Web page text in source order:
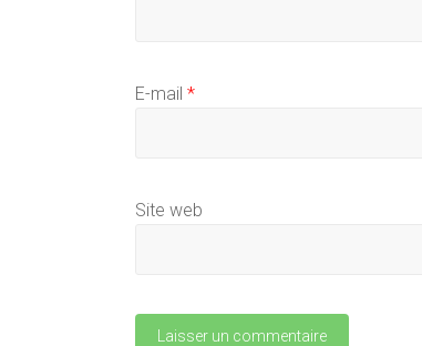
E-mail *
Site web